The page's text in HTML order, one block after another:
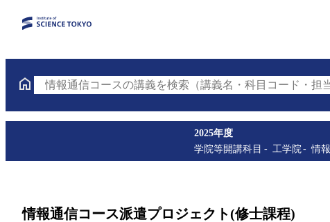
情報通信コースの講義を検索（講義名・科目コード・担
2025年度
学院等開講科目
工学院 情
情報通信コース派遣プロジェクト(修士課程)